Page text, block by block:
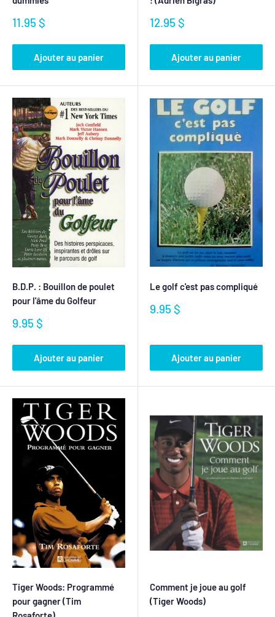
Prix
11.95 $
Ajouter au panier
Prix
12.95 $
Ajouter au panier
B.D.P. : Bouillon de poulet
pour l'âme du Golfeur
Prix
9.95 $
Ajouter au panier
Le golf c'est pas compliqué
Prix
9.95 $
Ajouter au panier
Tiger Woods: Programmé
pour gagner (Tim
Comment je joue au golf
(Tiger Woods)